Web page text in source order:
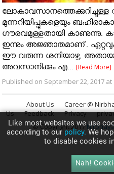
മുന്നറിയിപ്പുകളെയും
ഗൗരവമുള്ളതായി കാണുന്നു.
ഇന്നും അജ്ഞാതമാണ്. ഏറ്റവും
ഈ വരുന്ന ശനിയാഴ്ച,
അവസാനിക്കും എ...[Read More]
Published on September 22, 2017 at
About Us Career @
Us
Feedback Privacy
© Copyright 2017
Like most websites we use
according to ourpolicy.We
to disable cookies
Nah!